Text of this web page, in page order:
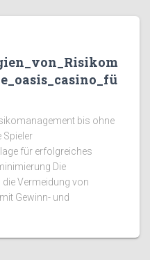
bis ohne
für erfolgreiches
Die
Vermeidung von
Gewinn- und